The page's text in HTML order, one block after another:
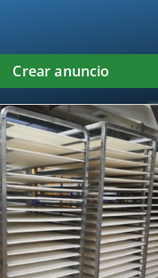
Crear anuncio